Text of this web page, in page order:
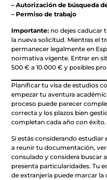
– Autorización de búsqueda
– Permiso de trabajo
Importante: no dejes caducar
la nueva solicitud. Mientras el
permanecer legalmente en
normativa vigente. Entrar en
500 € a 10.000 € y posibles
Planificar tu visa de estudios
empezar tu aventura
proceso puede parecer
correcta y los plazos bien
completan cada año con éxito.
Si estás considerando estudiar
a reunir tu documentación,
consulado y considera buscar
presenta particularidades. Tu
de extranjería puede marcar